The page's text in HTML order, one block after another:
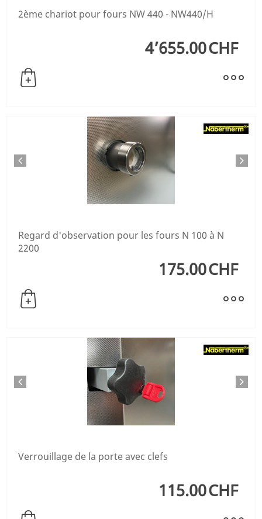
2ème chariot pour fours NW 440 - NW440/H
4’655.00CHF
Regard d'observation pour les fours N 100 à N
2200
175.00CHF
Verrouillage de la porte avec clefs
115.00CHF